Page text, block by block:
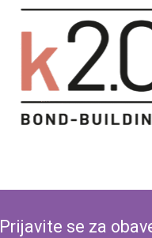
Prijavite se za